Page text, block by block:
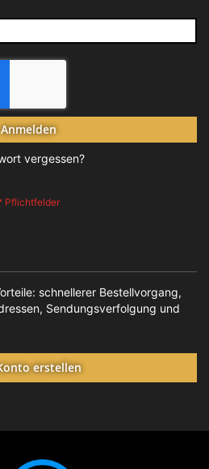
Anmelden
vergessen?
schnellerer Bestellvorgang,
Sendungsverfolgung und
erstellen